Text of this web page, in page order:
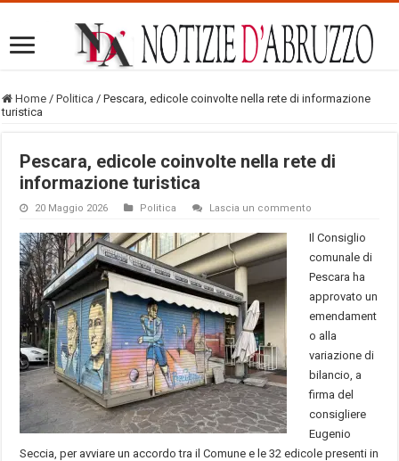
Home / Politica / Pescara, edicole coinvolte nella rete di informazione
turistica
Pescara, edicole coinvolte nella rete di
informazione turistica
20 Maggio 2026 Politica Lascia un commento
Il Consiglio
comunale di
Pescara ha
approvato un
emendament
o alla
variazione di
bilancio, a
firma del
consigliere
Eugenio
Seccia, per avviare un accordo tra il Comune e le 32 edicole presenti in